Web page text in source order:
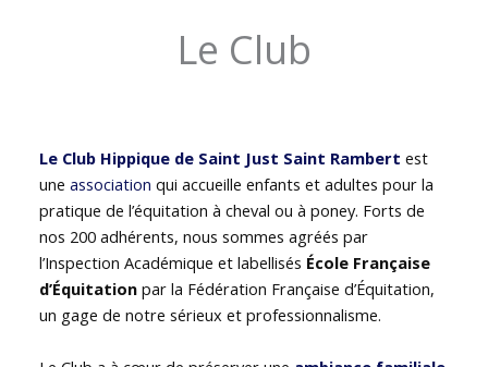
Le Club
Le Club Hippique de Saint Just Saint Rambert est
uneassociation qui accueille enfants et adultes pour la
pratique de l’équitation à cheval ou à poney. Forts de
nos 200 adhérents, nous sommes agréés par
l’Inspection Académique et labellisés École Française
d’Équitation par la Fédération Française d’Équitation,
un gage de notre sérieux et professionnalisme.